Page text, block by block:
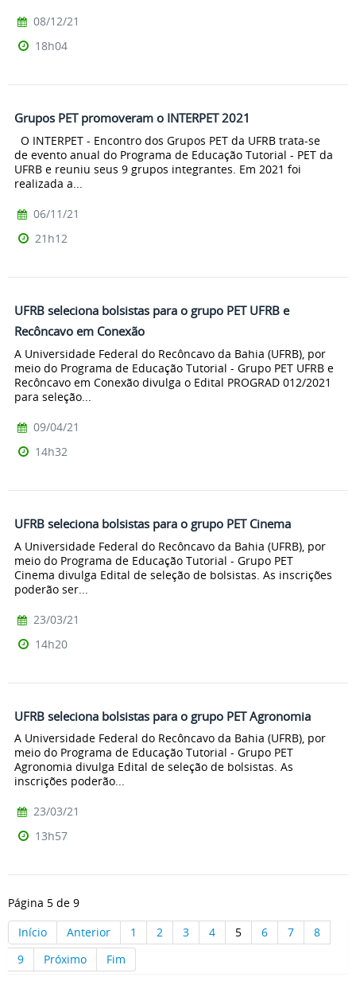
08/12/21
18h04
Grupos PET promoveram o INTERPET 2021
O INTERPET - Encontro dos Grupos PET da UFRB trata-se
de evento anual do Programa de Educação Tutorial - PET da
UFRB e reuniu seus 9 grupos integrantes. Em 2021 foi
realizada a...
06/11/21
21h12
UFRB seleciona bolsistas para o grupo PET UFRB e
Recôncavo em Conexão
A Universidade Federal do Recôncavo da Bahia (UFRB), por
meio do Programa de Educação Tutorial - Grupo PET UFRB e
Recôncavo em Conexão divulga o Edital PROGRAD 012/2021
para seleção...
09/04/21
14h32
UFRB seleciona bolsistas para o grupo PET Cinema
A Universidade Federal do Recôncavo da Bahia (UFRB), por
meio do Programa de Educação Tutorial - Grupo PET
Cinema divulga Edital de seleção de bolsistas. As inscrições
poderão ser...
23/03/21
14h20
UFRB seleciona bolsistas para o grupo PET Agronomia
A Universidade Federal do Recôncavo da Bahia (UFRB), por
meio do Programa de Educação Tutorial - Grupo PET
Agronomia divulga Edital de seleção de bolsistas. As
inscrições poderão...
23/03/21
13h57
Página 5 de 9
Início
Anterior 1 2 3 4 5 6 7
8
9
Próximo Fim